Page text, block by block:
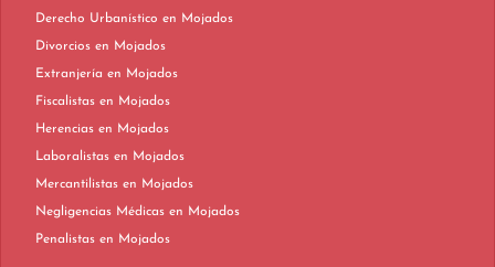
Derecho Urbanístico en Mojados
Divorcios en Mojados
Extranjería en Mojados
Fiscalistas en Mojados
Herencias en Mojados
Laboralistas en Mojados
Mercantilistas en Mojados
Negligencias Médicas en Mojados
Penalistas en Mojados